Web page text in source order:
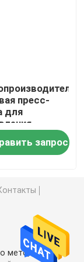
в форму машина
для резки
пресс-
для
для запрос
метода